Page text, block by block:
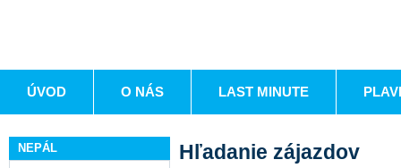
ÚVOD O NÁS LAST MINUTE
NEPÁL Hľadanie zájazdov